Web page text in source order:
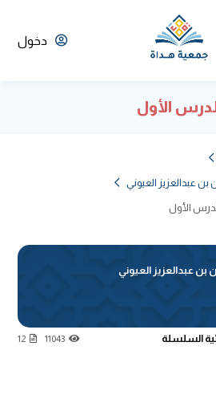
دخول
الأول
عبدالعزيز العيوني
الأول
عبدالعزيز العيوني
السلسلة 11043
12